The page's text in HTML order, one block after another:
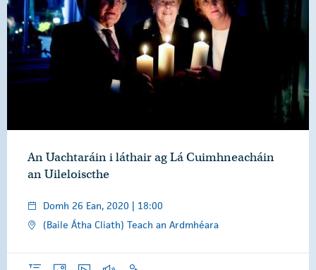
An Uachtaráin i láthair ag Lá Cuimhneacháin
an Uileloiscthe
Domh 26 Ean, 2020 | 18:00
(Baile Átha Cliath) Teach an Ardmhéara
ForléargasGrianghraif
Físeáin Gearrthóga Fuaime
Óraid